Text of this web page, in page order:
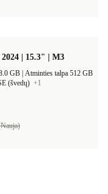
| 15.3" | M3
Atminties talpa 512 GB
(švedų) +1